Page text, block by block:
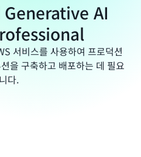
AI
서비스를 사용하여 프로덕션
을 구축하고 배포하는 데 필요
다.